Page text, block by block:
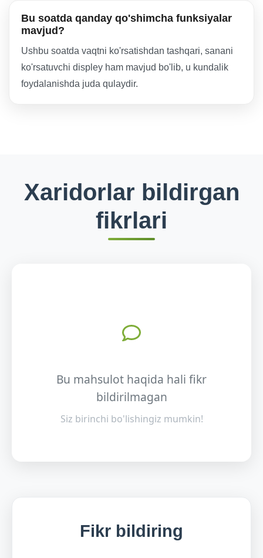
Bu soatda qanday qo'shimcha funksiyalar
mavjud?
Ushbu soatda vaqtni ko'rsatishdan tashqari, sanani
ko'rsatuvchi displey ham mavjud bo'lib, u kundalik
foydalanishda juda qulaydir.
Xaridorlar bildirgan
fikrlari
Bu mahsulot haqida hali fikr
bildirilmagan
Siz birinchi bo'lishingiz mumkin!
Fikr bildiring